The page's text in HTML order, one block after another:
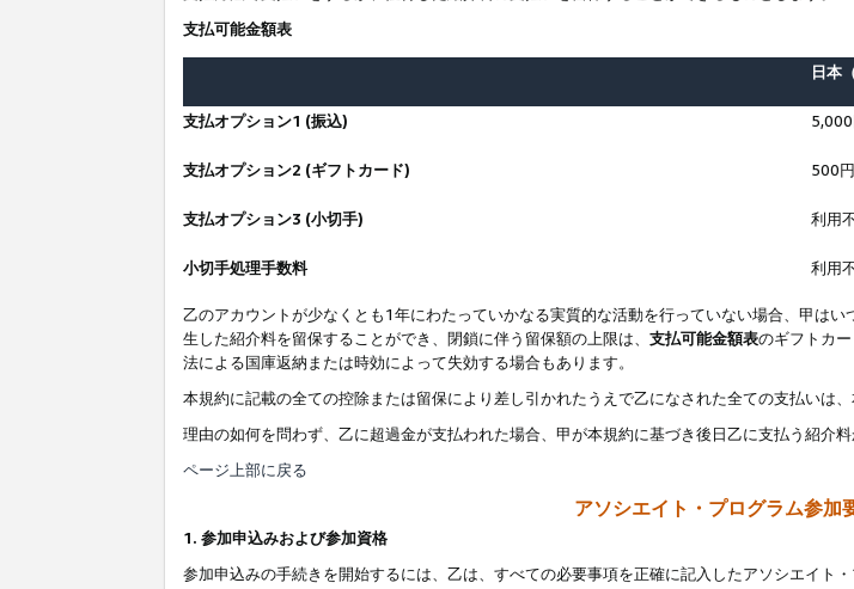
支払可能金額表
日本
支払オプション1 (振込)
支払オプション2 (ギフトカード) 500円
支払オプション3 (小切手) 利用
小切手処理手数料 利用
乙のアカウントが少なくとも1年にわたっていかなる実質的な活動を行っていない場合、甲は
生した紹介料を留保することができ、閉鎖に伴う留保額の上限は、 支払可能金額表のギフトカ
法による国庫返納または時効によって失効する場合もあります。
本規約に記載の全ての控除または留保により差し引かれたうえで乙になされた全ての支払いは
理由の如何を問わず、乙に超過金が支払われた場合、甲が本規約に基づき後日乙に支払う紹介
ページ上部に戻る
アソシエイト・プログラム参加
1. 参加申込みおよび参加資格
参加申込みの手続きを開始するには、乙は、すべての必要事項を正確に記入したアソシエイト